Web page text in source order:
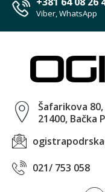
Viber, WhatsApp
Šafarikova 80,
21400, Bačka
021/ 753 058